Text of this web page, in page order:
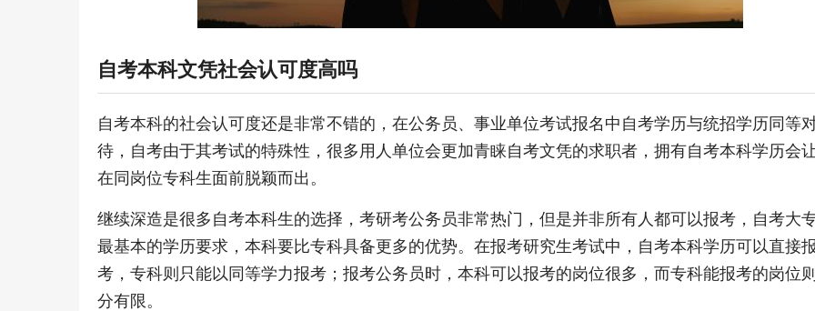
自考本科文凭社会认可度高吗
自考本科的社会认可度还是非常不错的，在公务员、事业单位考试报名中自考学历与统招学历同等
待，自考由于其考试的特殊性，很多用人单位会更加青睐自考文凭的求职者，拥有自考本科学历会
在同岗位专科生面前脱颖而出。
继续深造是很多自考本科生的选择，考研考公务员非常热门，但是并非所有人都可以报考，自考大
最基本的学历要求，本科要比专科具备更多的优势。在报考研究生考试中，自考本科学历可以直接
考，专科则只能以同等学力报考；报考公务员时，本科可以报考的岗位很多，而专科能报考的岗位
分有限。